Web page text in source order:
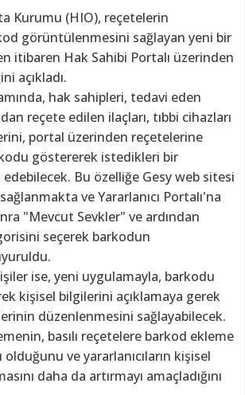
Kurumu (HIO), reçetelerin
görüntülenmesini sağlayan yeni bir
itibaren Hak Sahibi Portalı üzerinden
açıkladı.
hak sahipleri, tedavi eden
reçete edilen ilaçları, tıbbi cihazları
portal üzerinden reçetelerine
göstererek istedikleri bir
Bu özelliğe Gesy web sitesi
ve Yararlanıcı Portalı'na
"Mevcut Sevkler" ve ardından
seçerek barkodun
ise, yeni uygulamayla, barkodu
kişisel bilgilerini açıklamaya gerek
düzenlenmesini sağlayabilecek.
basılı reçetelere barkod ekleme
olduğunu ve yararlanıcıların kişisel
daha da artırmayı amaçladığını